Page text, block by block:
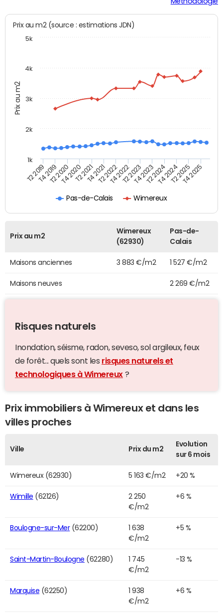
Prix au m2
Prix au m2 (source : estimations JDN)
Pas-de-Calais Wimereux
T2 2019T4 2019T2 2020T4 2020T2 2021T4 2021T2 2022T4 2022T2 2023T4 2023T2 2024T4 2024T2 2025T4 2025
1k
2k
3k
4k
5k
Prix au m2
Wimereux
(62930)
Pas-de-
Calais
Maisons anciennes 3 883 €/m2 1 527 €/m2
Maisons neuves 2 269 €/m2
Risques naturels
Inondation, séisme, radon, seveso, sol argileux, feux
de forêt... quels sont les risques naturels et
technologiques à Wimereux ?
Prix immobiliers à Wimereux et dans les
villes proches
Ville Prix du m2
Evolution
sur 6 mois
Wimereux (62930) 5 163 €/m2 +20 %
Wimille (62126)
2 250
€/m2
+6 %
Boulogne-sur-Mer(62200)
1 638
€/m2
+5 %
Saint-Martin-Boulogne (62280)
1 745
€/m2
-13 %
Marquise (62250)
1 938
€/m2
+6 %